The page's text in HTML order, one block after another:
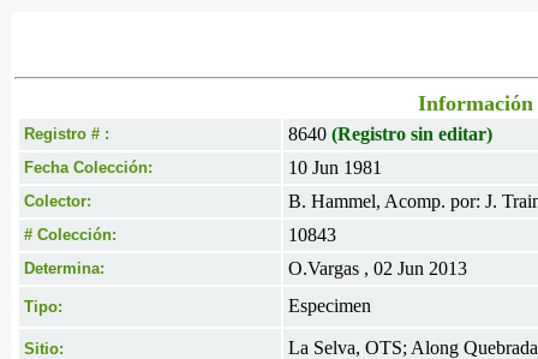
Información
Registro # : 8640 (Registro sin editar)
Fecha Colección: 10 Jun 1981
Colector: B. Hammel, Acomp. por: J.
# Colección: 10843
Determina: O.Vargas , 02 Jun 2013
Tipo: Especimen
Sitio: La Selva, OTS; Along